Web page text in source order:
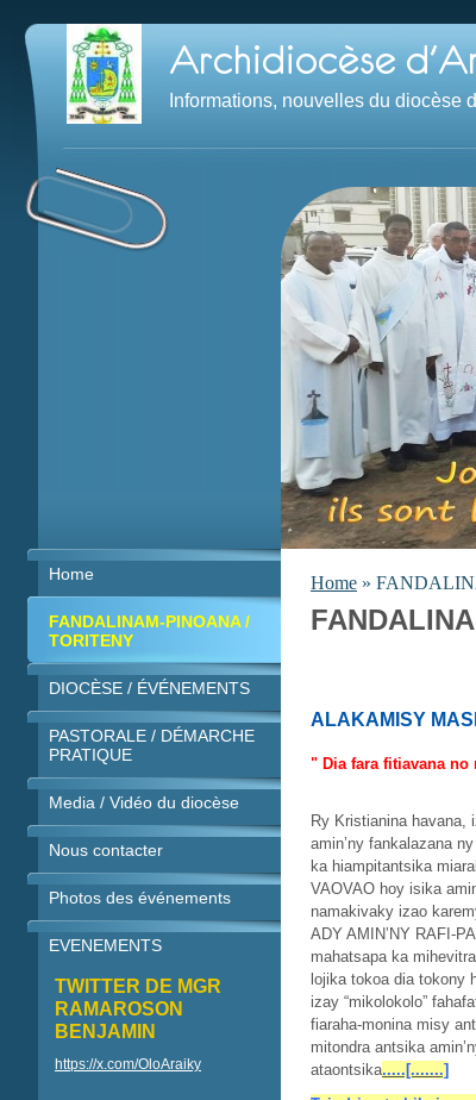
Informations, nouvelles du diocèse
Home »
ALAKAMISY
" Dia fara fitiavana no
Ry Kristianina havana,
amin’ny fankalazana
ka hiampitantsika
VAOVAO hoy isika
namakivaky izao
ADY AMIN’NY RAFI-
mahatsapa ka
lojika tokoa dia tokony
izay “mikolokolo”
fiaraha-monina misy
mitondra antsika
ataontsika.....[.......]
Home
FANDALINAM-PINOANA /
TORITENY
DIOCÈSE / ÉVÉNEMENTS
PASTORALE / DÉMARCHE
PRATIQUE
Media / Vidéo du diocèse
Nous contacter
Photos des événements
EVENEMENTS
TWITTER DE MGR
RAMAROSON
BENJAMIN
https://x.com/OloAraiky